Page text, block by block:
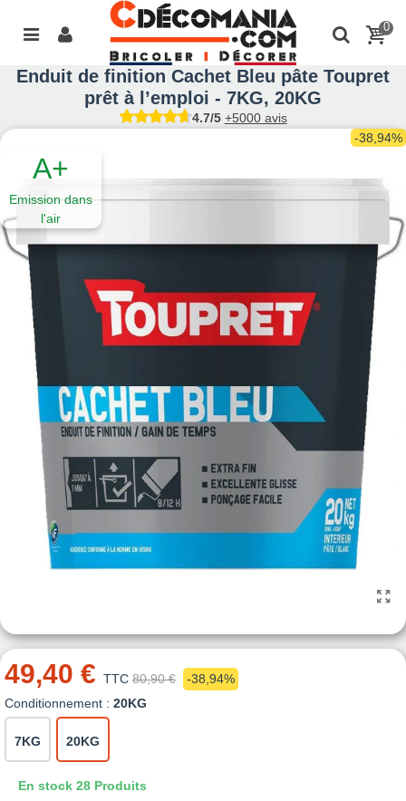
0
Enduit de finition Cachet Bleu pâte Toupret
prêt à l’emploi - 7KG, 20KG
4.7/5 +5000 avis
A+
Emission dans
l'air
-38,94%
49,40 € TTC 80,90 €
-38,94%
Conditionnement : 20KG
7KG 20KG
En stock 28 Produits